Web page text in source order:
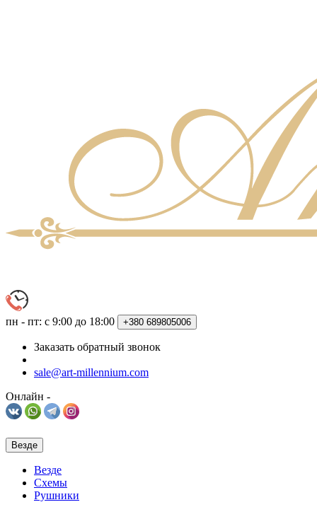
пн - пт: с 9:00 до 18:00 +380 689805006
Заказать обратный звонок
sale@art-millennium.com
Онлайн -
Везде
Везде
Схемы
Рушники